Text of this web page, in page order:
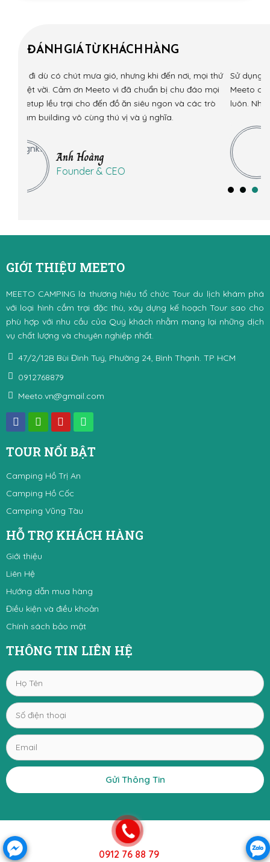
ĐÁNH GIÁ TỪ KHÁCH HÀNG
khi đến nơi, mọi thứ
bị chu đáo mọi
ngon và các trò
ý nghĩa.
Sử dụng tour của Meeto, được chơi trò lướt
Meeto có trang bị áo phao đầy đủ nên an
luôn. Nhất định phải thử món này khi đến Hồ
GIỚI THIỆU MEETO
MEETO CAMPING là thương hiệu tổ chức Tour du lịch khám phá
với loại hình cắm trại đặc thù, xây dựng kế hoạch Tour sao cho
phù hợp với nhu cầu của Quý khách nhằm mang lại những dịch
vụ chất lượng và chuyên nghiệp nhất.
47/2/12B Bùi Đình Tuý, Phường 24, Bình Thạnh. TP HCM
0912768879
Meeto.vn@gmail.com
TOUR NỔI BẬT
Camping Hồ Trị An
Camping Hồ Cốc
Camping Vũng Tàu
HỖ TRỢ KHÁCH HÀNG
Giới thiệu
Liên Hệ
Hướng dẫn mua hàng
Điều kiện và điều khoản
Chính sách bảo mật
THÔNG TIN LIÊN HỆ
Gửi Thông Tin
0912 76 88 79